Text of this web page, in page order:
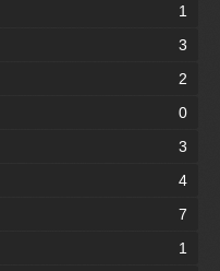
1
3
2
0
3
4
7
1